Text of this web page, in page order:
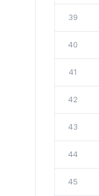
39
40
41
42
43
44
45